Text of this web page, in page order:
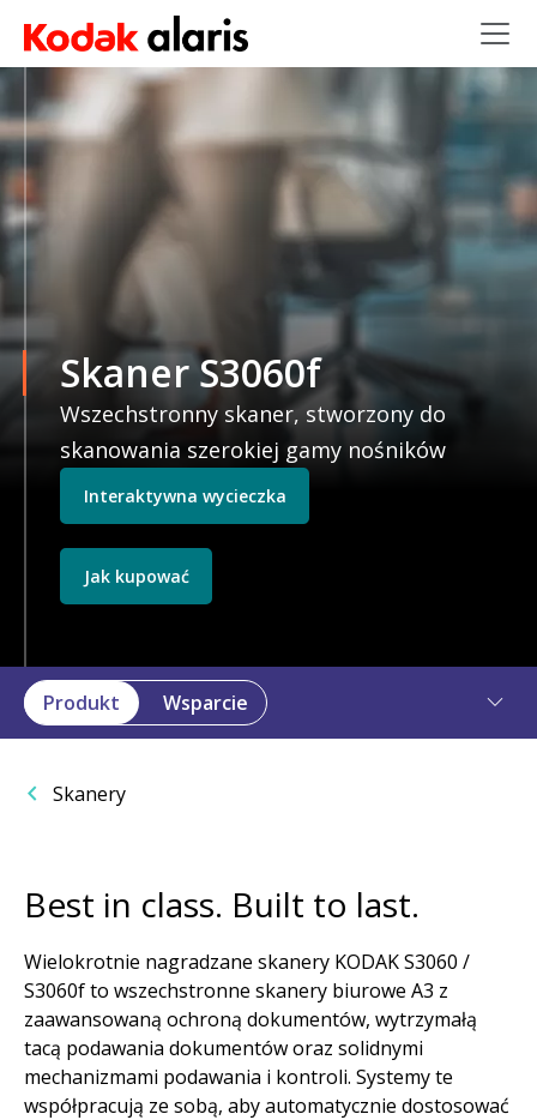
Skaner S3060f
Wszechstronny skaner, stworzony do
skanowania szerokiej gamy nośników
Interaktywna wycieczka
Jak kupować
Produkt Wsparcie
Skanery
Best in class. Built to last.
Wielokrotnie nagradzane skanery KODAK S3060 /
S3060f to wszechstronne skanery biurowe A3 z
zaawansowaną ochroną dokumentów, wytrzymałą
tacą podawania dokumentów oraz solidnymi
mechanizmami podawania i kontroli. Systemy te
współpracują ze sobą, aby automatycznie dostosować